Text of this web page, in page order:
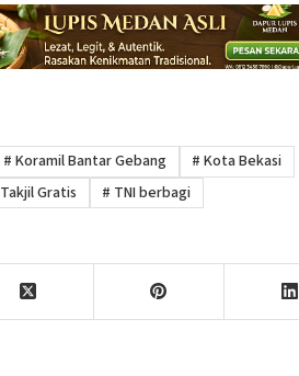
# Koramil Bantar Gebang # Kota Bekasi
Takjil Gratis # TNI berbagi